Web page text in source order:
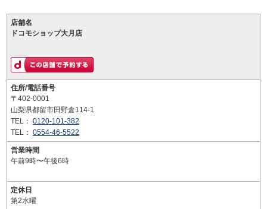
店舗名
ドコモショップ大月店
住所/電話番号
〒402-0001
山梨県都留市田野倉114-1
TEL： 0120-101-382
TEL： 0554-46-5522
営業時間
午前9時〜午後6時
定休日
第2水曜